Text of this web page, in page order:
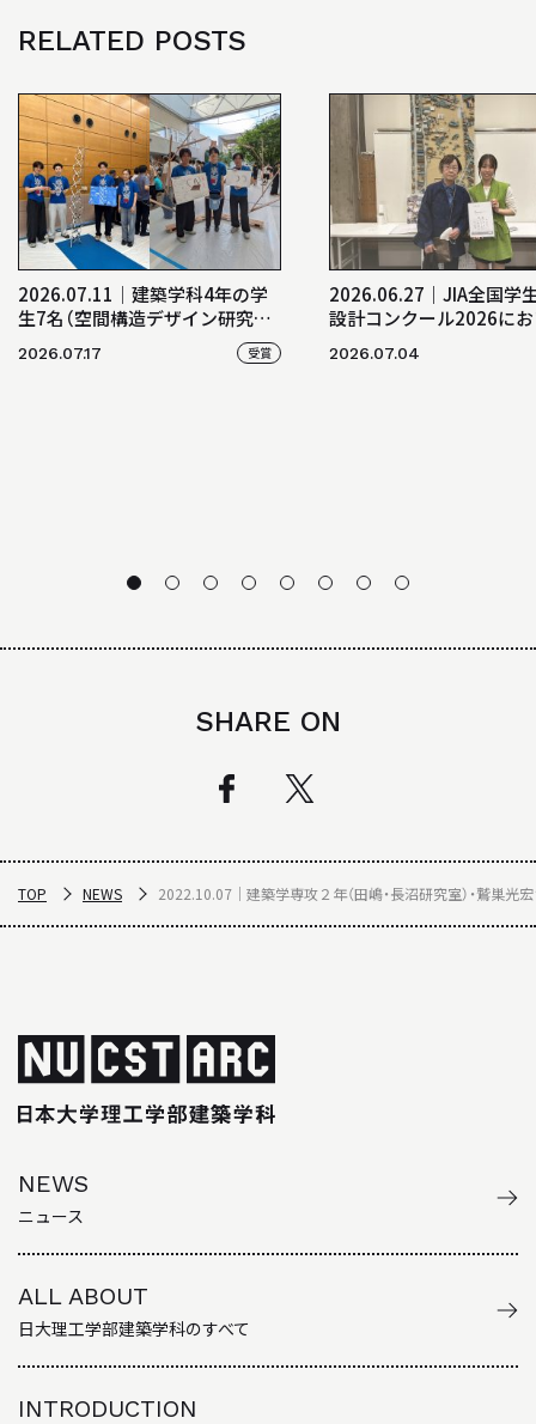
RELATED POSTS
2026.07.11│建築学科4年の学
生7名（空間構造デザイン研究室）
が「日本建築学会・学生サマーセ
ミナー2026」にて協会賞及び選
2026.07.17 受賞
2026.06.27｜JIA全国学
設計コンクール2026にお
ザイン研究室（山中・三宅
2026.07.04
SHARE ON
TOP NEWS 2022.10.07｜建築学専攻２年（田嶋・長沼研究室）・鷲巣
NEWS
ニュース
ALL ABOUT
日大理工学部建築学科のすべて
INTRODUCTION